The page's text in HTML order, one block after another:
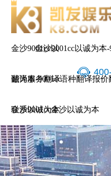
金沙9001cc以
诚为本-9001cc
金沙以诚为本
金沙9001cc以诚为本
翻译服务翻译语种翻译报价
联系9001cc金沙以诚为本